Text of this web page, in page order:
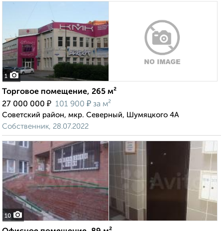
1
Торговое помещение, 265 м²
27 000 000 ₽ 101 900 ₽ за м²
Советский район, мкр. Северный, Шумяцкого 4А
Собственник, 28.07.2022
10